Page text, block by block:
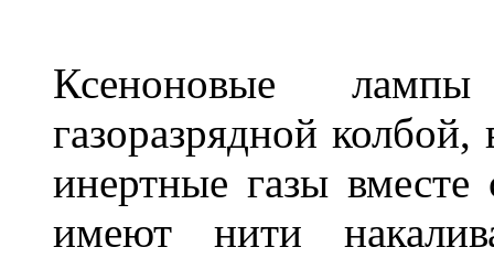
Ксеноновые
газоразрядной
инертные газы
имеют нити